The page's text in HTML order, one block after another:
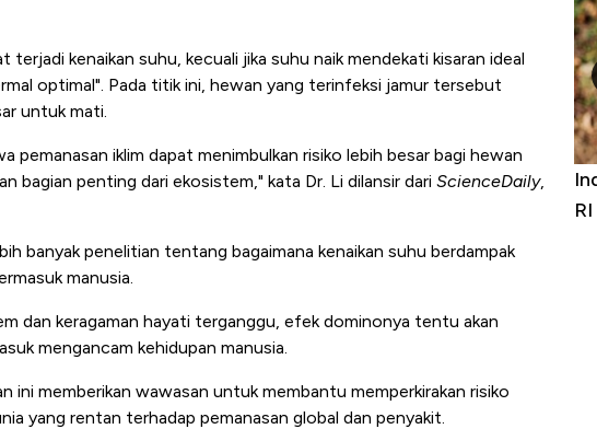
terjadi kenaikan suhu, kecuali jika suhu naik mendekati kisaran ideal
optimal". Pada titik ini, hewan yang terinfeksi jamur tersebut
untuk mati.
pemanasan iklim dapat menimbulkan risiko lebih besar bagi hewan
bagian penting dari ekosistem," kata Dr. Li dilansir dari ScienceDaily,
banyak penelitian tentang bagaimana kenaikan suhu berdampak
manusia.
dan keragaman hayati terganggu, efek dominonya tentu akan
mengancam kehidupan manusia.
ini memberikan wawasan untuk membantu memperkirakan risiko
yang rentan terhadap pemanasan global dan penyakit.
Bangkit dari Kubur! Bisnis Furniture &
RI